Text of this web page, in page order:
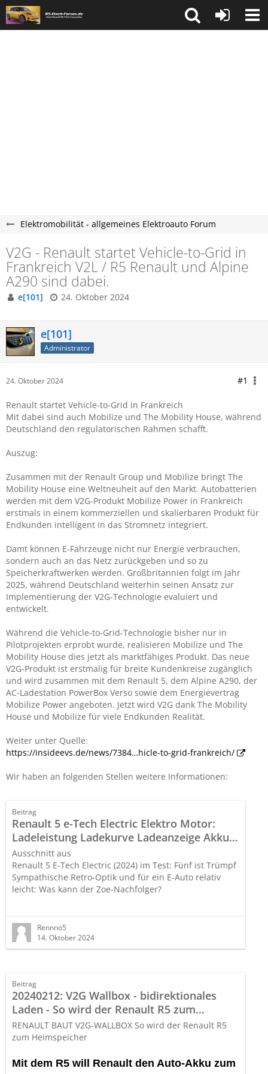
Elektromobilität - allgemeines Elektroauto Forum
V2G - Renault startet Vehicle-to-Grid in
Frankreich V2L / R5 Renault und Alpine
A290 sind dabei.
e[101] 24. Oktober 2024
e[101]
Administrator
24. Oktober 2024 #1
Renault startet Vehicle-to-Grid in Frankreich
Mit dabei sind auch Mobilize und The Mobility House, während
Deutschland den regulatorischen Rahmen schafft.
Auszug:
Zusammen mit der Renault Group und Mobilize bringt The
Mobility House eine Weltneuheit auf den Markt. Autobatterien
werden mit dem V2G-Produkt Mobilize Power in Frankreich
erstmals in einem kommerziellen und skalierbaren Produkt für
Endkunden intelligent in das Stromnetz integriert.
Damt können E-Fahrzeuge nicht nur Energie verbrauchen,
sondern auch an das Netz zurückgeben und so zu
Speicherkraftwerken werden. Großbritannien folgt im Jahr
2025, während Deutschland weiterhin seinen Ansatz zur
Implementierung der V2G-Technologie evaluiert und
entwickelt.
Während die Vehicle-to-Grid-Technologie bisher nur in
Pilotprojekten erprobt wurde, realisieren Mobilize und The
Mobility House dies jetzt als marktfähiges Produkt. Das neue
V2G-Produkt ist erstmalig für breite Kundenkreise zugänglich
und wird zusammen mit dem Renault 5, dem Alpine A290, der
AC-Ladestation PowerBox Verso sowie dem Energievertrag
Mobilize Power angeboten. Jetzt wird V2G dank The Mobility
House und Mobilize für viele Endkunden Realität.
Weiter unter Quelle:
https://insideevs.de/news/7384…hicle-to-grid-frankreich/
Wir haben an folgenden Stellen weitere Informationen:
Beitrag
Renault 5 e-Tech Electric Elektro Motor:
Ladeleistung Ladekurve Ladeanzeige Akku
Lithium-Ionen-Batterie mit NMC-Kathode
Ausschnitt aus
Renault 5 E-Tech Electric (2024) im Test: Fünf ist Trümpf
Sympathische Retro-Optik und für ein E-Auto relativ
leicht: Was kann der Zoe-Nachfolger?
https://insideevs.de/reviews/7…ult-5-electric-2024-
test/
Leistung 110 kW (150 PS)
Drehmoment 245 Nm
Beschleunigung
Höchstgeschwindigkeit 150 km/h
Rennno5
14. Oktober 2024
Beitrag
20240212: V2G Wallbox - bidirektionales
Laden - So wird der Renault R5 zum
Heimspeicher - RENAULT BAUT V2G-
WALLBOX
RENAULT BAUT V2G-WALLBOX So wird der Renault R5
zum Heimspeicher
Mit dem R5 will Renault den Auto-Akku zum